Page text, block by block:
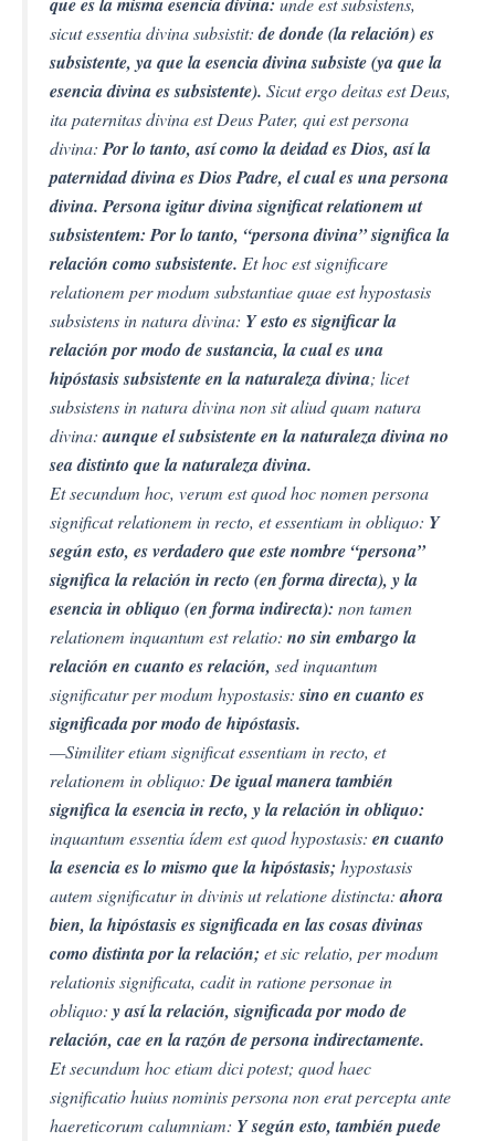
sicut essentia divina subsistit:de donde (la relación) es
subsistente, ya que la esencia divina subsiste (ya que la
esencia divina es subsistente). Sicut ergo deitas est Deus,
ita paternitas divina est Deus Pater, qui est persona
divina: Por lo tanto, así como la deidad es Dios, así la
paternidad divina es Dios Padre, el cual es una persona
divina. Persona igitur divina significat relationem ut
subsistentem: Por lo tanto, “persona divina” significa la
relación como subsistente. Et hoc est significare
relationem per modum substantiae quae est hypostasis
subsistens in natura divina: Y esto es significar la
relación por modo de sustancia, la cual es una
hipóstasis subsistente en la naturaleza divina; licet
subsistens in natura divina non sit aliud quam natura
divina:aunque el subsistente en la naturaleza divina no
sea distinto que la naturaleza divina.
Et secundum hoc, verum est quod hoc nomen persona
significat relationem in recto, et essentiam in obliquo: Y
según esto, es verdadero que este nombre “persona”
significa la relación in recto (en forma directa), y la
esencia in obliquo (en forma indirecta): non tamen
relationem inquantum est relatio: no sin embargo la
relación en cuanto es relación, sed inquantum
significatur per modum hypostasis:sino en cuanto es
significada por modo de hipóstasis.
—Similiter etiam significat essentiam in recto, et
relationem in obliquo: De igual manera también
significa la esencia in recto, y la relación in obliquo:
inquantum essentia ídem est quod hypostasis: en cuanto
la esencia es lo mismo que la hipóstasis; hypostasis
autem significatur in divinis ut relatione distincta:ahora
bien, la hipóstasis es significada en las cosas divinas
como distinta por la relación; et sic relatio, per modum
relationis significata, cadit in ratione personae in
obliquo: y así la relación, significada por modo de
relación, cae en la razón de persona indirectamente.
Et secundum hoc etiam dici potest; quod haec
significatio huius nominis persona non erat percepta ante
haereticorum calumniam: Y según esto, también puede